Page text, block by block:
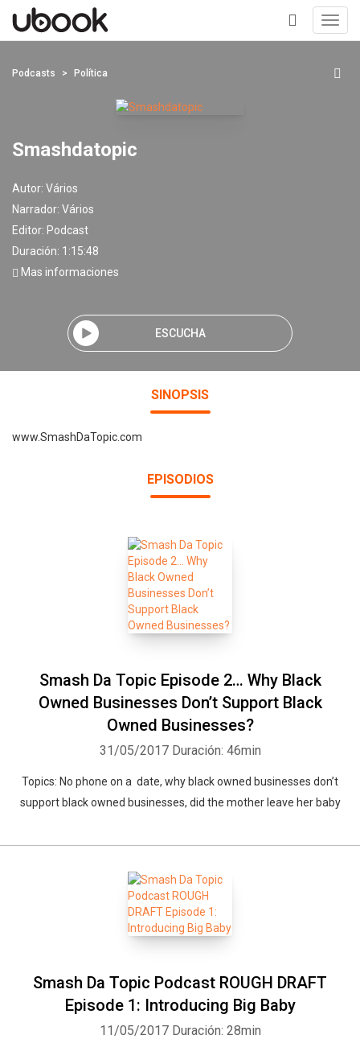
+
Podcasts Política
Smashdatopic
Autor: Vários
Narrador: Vários
Editor: Podcast
Duración: 1:15:48
Mas informaciones
ESCUCHA
SINOPSIS
www.SmashDaTopic.com
EPISODIOS
Smash Da Topic Episode 2… Why Black
Owned Businesses Don’t Support Black
Owned Businesses?
31/05/2017 Duración: 46min
Topics: No phone on a date, why black owned businesses don’t
support black owned businesses, did the mother leave her baby
Smash Da Topic Podcast ROUGH DRAFT
Episode 1: Introducing Big Baby
11/05/2017 Duración: 28min